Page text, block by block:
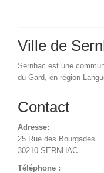
Ville de
Sernhac est une
du Gard, en région
Contact
Adresse:
25 Rue des Bourgades
30210 SERNHAC
Téléphone :